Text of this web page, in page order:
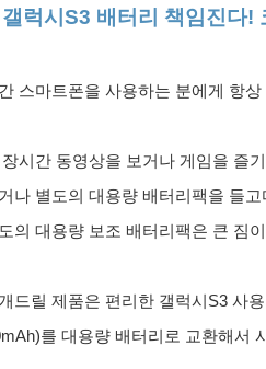
럭시S3 배터리 책임진다!
스마트폰을 사용하는 분에게 항
시간 동영상을 보거나 게임을 즐
나 별도의 대용량 배터리팩을 들
의 대용량 보조 배터리팩은 큰 짐
드릴 제품은 편리한 갤럭시S3 사
를 대용량 배터리로 교환해서